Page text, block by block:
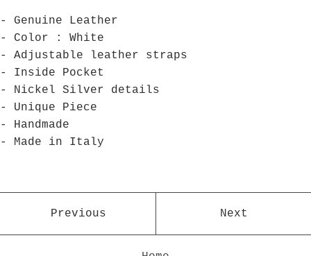
- Genuine Leather
- Color : White
- Adjustable leather straps
- Inside Pocket
- Nickel Silver details
- Unique Piece
- Handmade
- Made in Italy
Previous Next